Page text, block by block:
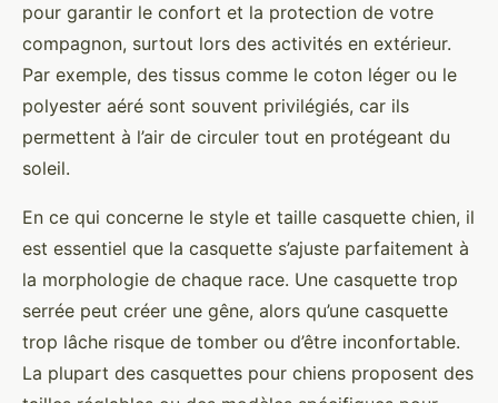
pour garantir le confort et la protection de votre
compagnon, surtout lors des activités en extérieur.
Par exemple, des tissus comme le coton léger ou le
polyester aéré sont souvent privilégiés, car ils
permettent à l’air de circuler tout en protégeant du
soleil.
En ce qui concerne le style et taille casquette chien, il
est essentiel que la casquette s’ajuste parfaitement à
la morphologie de chaque race. Une casquette trop
serrée peut créer une gêne, alors qu’une casquette
trop lâche risque de tomber ou d’être inconfortable.
La plupart des casquettes pour chiens proposent des